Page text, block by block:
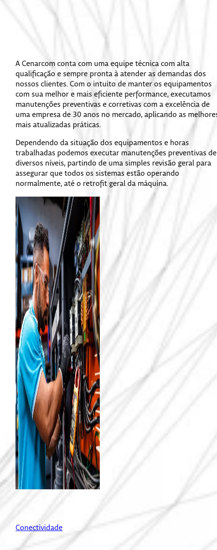
A Cenarcom conta com uma equipe técnica com alta
qualificação e sempre pronta à atender as demandas dos
nossos clientes. Com o intuito de manter os equipamentos
com sua melhor e mais eficiente performance, executamos
manutenções preventivas e corretivas com a excelência de
uma empresa de 30 anos no mercado, aplicando as
mais atualizadas práticas.
Dependendo da situação dos equipamentos e horas
trabalhadas podemos executar manutenções preventivas de
diversos níveis, partindo de uma simples revisão geral para
assegurar que todos os sistemas estão operando
normalmente, até o retrofit geral da máquina.
Conectividade